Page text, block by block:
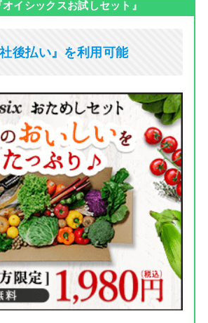
イシックスお試しセット』
社後払い』を利用可能